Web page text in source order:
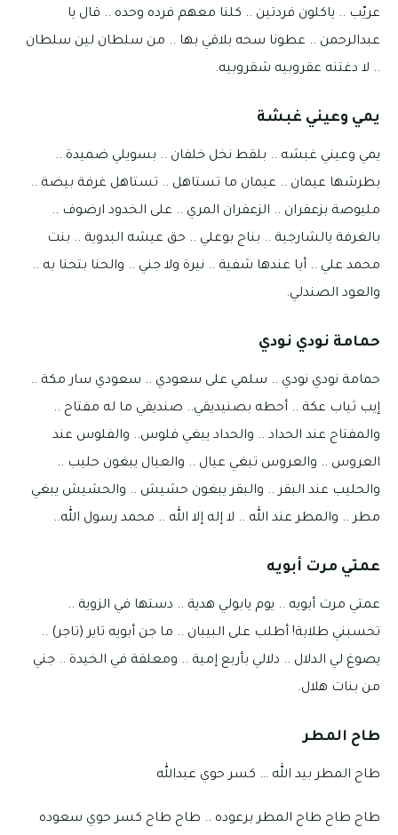
عريّب .. ياكلون فردتين .. كلنا معهم فرده وحده .. قال يا
عبدالرحمن .. عطونا سحه بلاقي بها .. من سلطان لين سلطان
.. لا دغتنه عقروبيه شقروبيه.
يمي وعيني غبشة
يمي وعيني غبشه .. بلقط نخل خلفان .. بسويلي ضميدة ..
بطرشها عيمان .. عيمان ما تستاهل .. تستاهل غرفة بيضة ..
مليوصة بزعفران .. الزعفران المري .. على الخدود ارضوف ..
بالغرفة يالشارجية .. بناج بوعلي .. حق عيشه البدوية .. بنت
محمد علي .. أبا عندها شفية .. نيرة ولا جني .. والحنا بتحنا به ..
والعود الصندلي.
حمامة نودي نودي
حمامة نودي نودي .. سلمي على سعودي .. سعودي سار مكة ..
إيب ثياب عكة .. أحطه بصنيديقي.. صنديقي ما له مفتاح ..
والمفتاح عند الحداد .. والحداد يبغي فلوس.. والفلوس عند
العروس .. والعروس تبغي عيال .. والعيال يبغون حليب ..
والحليب عند البقر .. والبقر يبغون حشيش .. والحشيش يبغي
مطر .. والمطر عند الله .. لا إله إلا الله .. محمد رسول الله..
عمتي مرت أبويه
عمتي مرت أبويه .. يوم يابولي هدية .. دستها في الزوية ..
تحسبني طلابة! أطلب على البيبان .. ما جن أبويه تاير (تاجر) ..
يصوغ لي الدلال .. دلالي بأربع إمية .. ومعلقة في الخيدة .. جني
من بنات هلال.
طاح المطر
طاح المطر بيد الله … كسر حوي عبدالله
طاح طاح طاح المطر برعوده .. طاح طاح كسر حوي سعوده